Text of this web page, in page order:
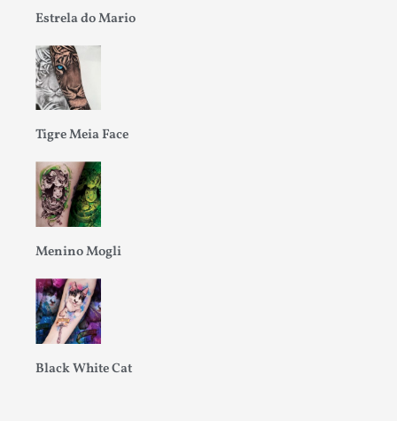
Estrela do Mario
Tigre Meia Face
Menino Mogli
Black White Cat